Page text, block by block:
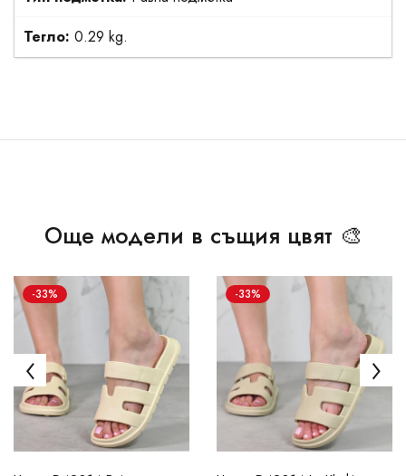
Тегло: 0.29 kg.
Още модели в същия цвят 🎨
-33% -33%